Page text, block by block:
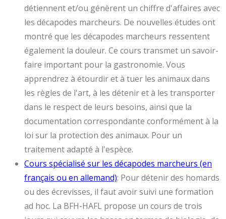
détiennent et/ou génèrent un chiffre d'affaires avec
les décapodes marcheurs. De nouvelles études ont
montré que les décapodes marcheurs ressentent
également la douleur. Ce cours transmet un savoir-
faire important pour la gastronomie. Vous
apprendrez à étourdir et à tuer les animaux dans
les règles de l'art, à les détenir et à les transporter
dans le respect de leurs besoins, ainsi que la
documentation correspondante conformément à la
loi sur la protection des animaux. Pour un
traitement adapté à l'espèce.
Cours spécialisé sur les décapodes marcheurs (en
français ou en allemand): Pour détenir des homards
ou des écrevisses, il faut avoir suivi une formation
ad hoc. La BFH-HAFL propose un cours de trois